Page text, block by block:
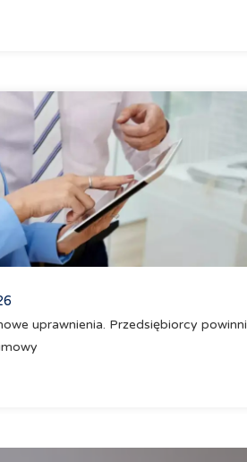
uprawnienia. Przedsiębiorcy powinni